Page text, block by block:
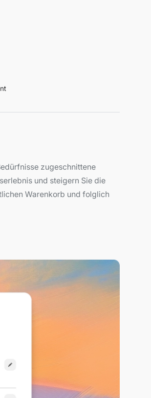
zugeschnittene
und steigern Sie die
Warenkorb und folglich